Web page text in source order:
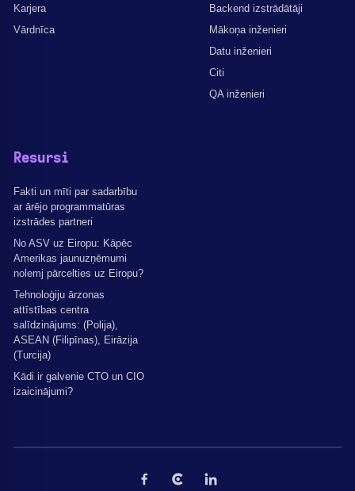
Karjera
Vārdnīca
Backend izstrādātāji
Mākoņa inženieri
Datu inženieri
Citi
QA inženieri
Resursi
Fakti un mīti par sadarbību
ar ārējo programmatūras
izstrādes partneri
No ASV uz Eiropu: Kāpēc
Amerikas jaunuzņēmumi
nolemj pārcelties uz Eiropu?
Tehnoloģiju ārzonas
attīstības centra
salīdzinājums: (Polija),
ASEAN (Filipīnas), Eirāzija
(Turcija)
Kādi ir galvenie CTO un CIO
izaicinājumi?